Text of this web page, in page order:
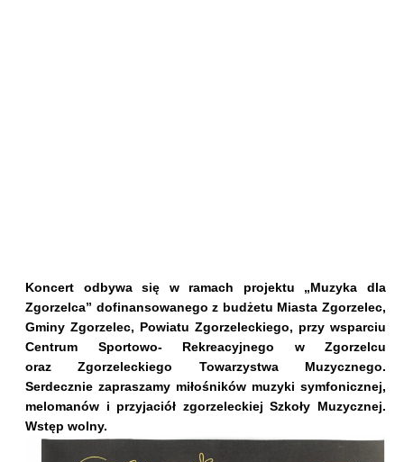
Koncert odbywa się w ramach projektu „Muzyka dla
Zgorzelca” dofinansowanego z budżetu Miasta Zgorzelec,
Gminy Zgorzelec, Powiatu Zgorzeleckiego, przy wsparciu
Centrum Sportowo- Rekreacyjnego w Zgorzelcu
oraz Zgorzeleckiego Towarzystwa Muzycznego.
Serdecznie zapraszamy miłośników muzyki symfonicznej,
melomanów i przyjaciół zgorzeleckiej Szkoły Muzycznej.
Wstęp wolny.